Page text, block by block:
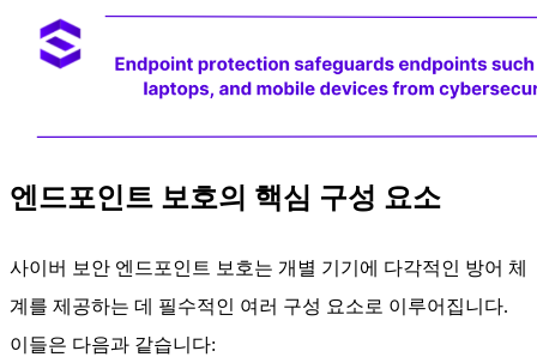
엔드포인트 보호의 핵심 구성 요소
사이버 보안 엔드포인트 보호는 개별 기기에 다각적인 방어 체
계를 제공하는 데 필수적인 여러 구성 요소로 이루어집니다.
이들은 다음과 같습니다: